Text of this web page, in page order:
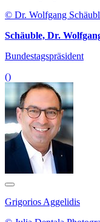
© Dr. Wolfgang
Schäuble, Dr.
Bundestagspräsident
()
Grigorios Aggelidis